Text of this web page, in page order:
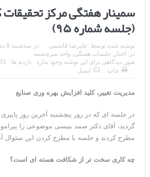
سمینار هفتگی مرکز
(جلسه شماره ۹۵)
نوشته شده توسط: علیرضا قاسمی در سه‌شنبه 8 دی 1394
در: اخبار , جلسات هفتگی, واحد سرچشمه
هنوز دیدگاهی برای این نوشته وجود ندارد
بازدید ها : 3,231
چاپ
ایمیل
مدیریت تغییر، کلید افزایش بهره وری صنایع
گردید، آقای دکتر صمد بنیسی موضوعی را
مطرح کردند و جلسه با مطرح کردن این سئوال
چه کاری سخت تر از شکافت هسته ای است؟